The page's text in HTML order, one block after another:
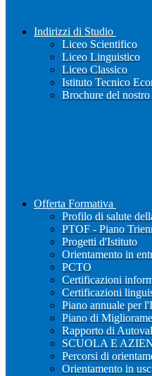
Indirizzi di Studio
Liceo Scientifico
Liceo Linguistico
Liceo Classico
Istituto Tecnico
Brochure del
Offerta Formativa
Profilo di salute
PTOF - Piano
Progetti d'Istituto
Orientamento in
PCTO
Certificazioni
Certificazioni
Piano annuale per
Piano di
Rapporto di
SCUOLA E
Percorsi di
Orientamento in